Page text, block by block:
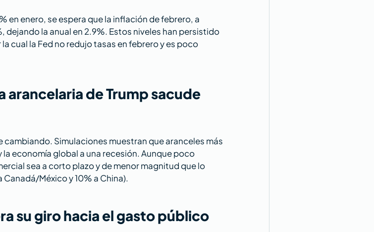
en enero, se espera que la inflación de febrero, a
dejando la anual en 2.9%. Estos niveles han persistido
cual la Fed no redujo tasas en febrero y es poco
arancelaria de Trump sacude
cambiando. Simulaciones muestran que aranceles más
la economía global a una recesión. Aunque poco
sea a corto plazo y de menor magnitud que lo
México y 10% a China).
su giro hacia el gasto público